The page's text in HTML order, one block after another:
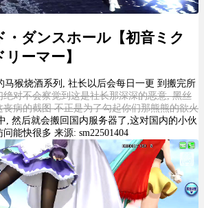
・ダンスホール【初音ミク
ーマー】
马猴烧酒系列, 社长以后会每日一更 到搬完所
绝对不会察觉到这是社长那深深的恶意, 黑丝
病的截图 不正是为了勾起你们那熊熊的欲火
, 然后就会搬回国内服务器了,这对国内的小伙
能快很多 来源: sm22501404